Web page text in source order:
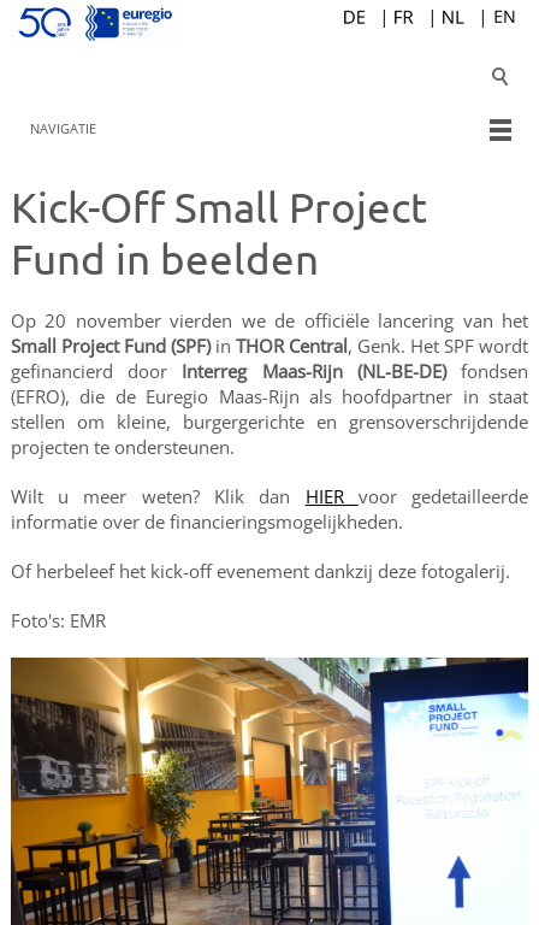
NAVIGATIE
Kick-Off Small Project
Fund in beelden
Op 20 november vierden we de officiële lancering van het
Small Project Fund (SPF)inTHOR Central, Genk. Het SPF wordt
gefinancierd door Interreg Maas-Rijn (NL-BE-DE)fondsen
(EFRO), die de Euregio Maas-Rijn als hoofdpartner in staat
stellen om kleine, burgergerichte en grensoverschrijdende
projecten te ondersteunen.
Wilt u meer weten? Klik dan HIER voor gedetailleerde
informatie over de financieringsmogelijkheden.
Of herbeleef het kick-off evenement dankzij deze fotogalerij.
Foto's: EMR